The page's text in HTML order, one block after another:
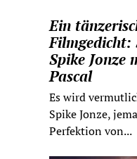
Ein
Filmgedicht:
Spike Jonze
Pascal
Es wird
Spike Jonze,
Perfektion von...